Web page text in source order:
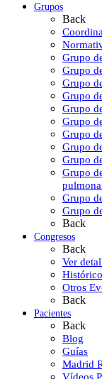
Grupos
Back
Grupo
Grupo
Grupo
Grupo
Grupo
Grupo
Grupo
Grupo
Grupo
Grupo
Grupo
Grupo
Back
Congresos
Back
Ver
Otros
Back
Pacientes
Back
Blog
Guías
Madrid
Vídeos